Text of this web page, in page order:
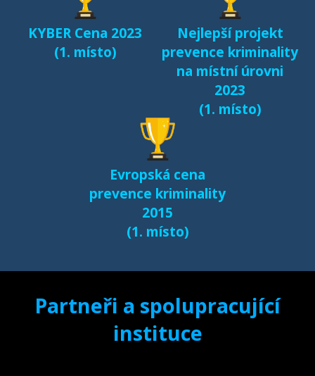
KYBER Cena 2023
(1. místo)
Nejlepší projekt
prevence kriminality
na místní úrovni
2023
(1. místo)
Evropská cena
prevence kriminality
2015
(1. místo)
Partneři a spolupracující
instituce